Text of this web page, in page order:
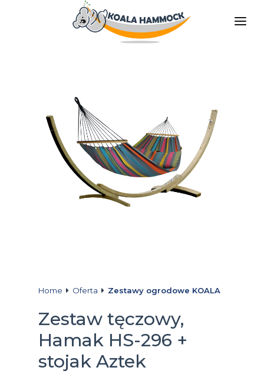
GDZIE KUPIĆ
ZOSTAŃ DYSTRYBUTOREM
Home Oferta Zestawy ogrodowe KOALA
Zestaw tęczowy,
Hamak HS-296 +
stojak Aztek